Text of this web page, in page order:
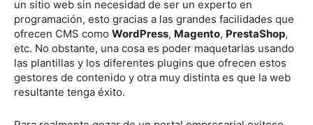
un sitio web sin necesidad de ser un experto en
programación, esto gracias a las grandes facilidades que
ofrecen CMS como WordPress, Magento, PrestaShop,
etc. No obstante, una cosa es poder maquetarlas usando
las plantillas y los diferentes plugins que ofrecen estos
gestores de contenido y otra muy distinta es que la web
resultante tenga éxito.